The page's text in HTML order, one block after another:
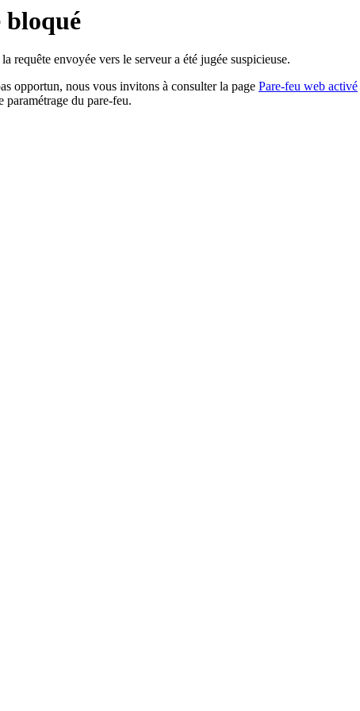
bloqué
requête envoyée vers le serveur a été jugée suspicieuse.
opportun, nous vous invitons à consulter la page Pare-feu web activé
paramétrage du pare-feu.